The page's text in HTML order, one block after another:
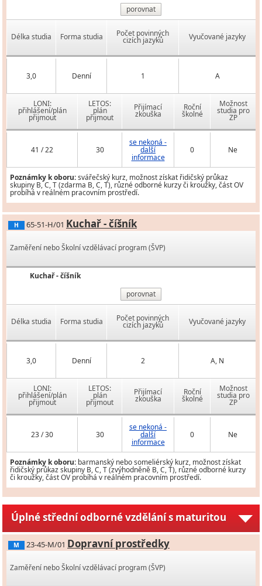
porovnat
Délka studia Forma studia Počet povinných
cizích jazyků Vyučované jazyky
3,0 Denní 1 A
LONI:
přihlášení/plán
přijmout
LETOS:
plán
přijmout
Přijímací
zkouška
Roční
školné
Možnost
studia pro
ZP
41 / 22 30
se nekoná -
další
informace
0 Ne
Poznámky k oboru:svářečský kurz, možnost získat řidičský průkaz
skupiny B, C, T (zdarma B, C, T), různé odborné kurzy či kroužky, část OV
probíhá v reálném pracovním prostředí.
H 65-51-H/01 Kuchař - číšník
Zaměření nebo Školní vzdělávací program (ŠVP)
Kuchař - číšník
porovnat
Délka studia Forma studia Počet povinných
cizích jazyků Vyučované jazyky
3,0 Denní 2 A, N
LONI:
přihlášení/plán
přijmout
LETOS:
plán
přijmout
Přijímací
zkouška
Roční
školné
Možnost
studia pro
ZP
23 / 30 30
se nekoná -
další
informace
0 Ne
Poznámky k oboru: barmanský nebo someliérský kurz, možnost získat
řidičský průkaz skupiny B, C, T (zvýhodněně B, C, T), různé odborné kurzy
či kroužky, část OV probíhá v reálném pracovním prostředí.
Úplné střední odborné vzdělání s maturitou
M 23-45-M/01 Dopravní prostředky
Zaměření nebo Školní vzdělávací program (ŠVP)